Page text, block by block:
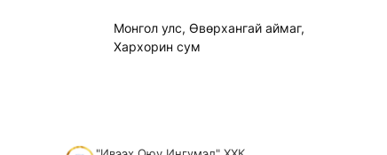
Монгол улс, Өвөрхангай аймаг,
Хархорин сум